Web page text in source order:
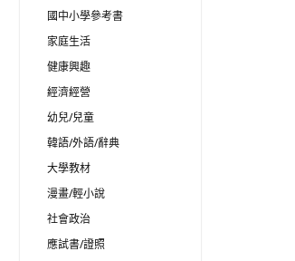
國中小學參考書
家庭生活
健康興趣
經濟經營
幼兒/兒童
韓語/外語/辭典
大學教材
漫畫/輕小說
社會政治
應試書/證照